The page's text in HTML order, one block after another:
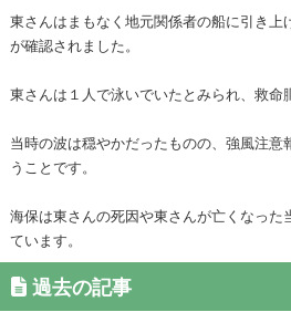
東さんはまもなく地元関係者の船に引き
が確認されました。
東さんは１人で泳いでいたとみられ、救命
当時の波は穏やかだったものの、強風注
うことです。
海保は東さんの死因や東さんが亡くなっ
ています。
過去の記事